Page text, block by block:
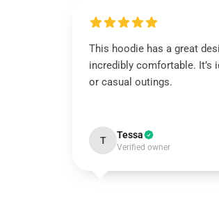
This hoodie has a great
incredibly comfortable. It’s
or casual outings.
T Tessa
Verified owner